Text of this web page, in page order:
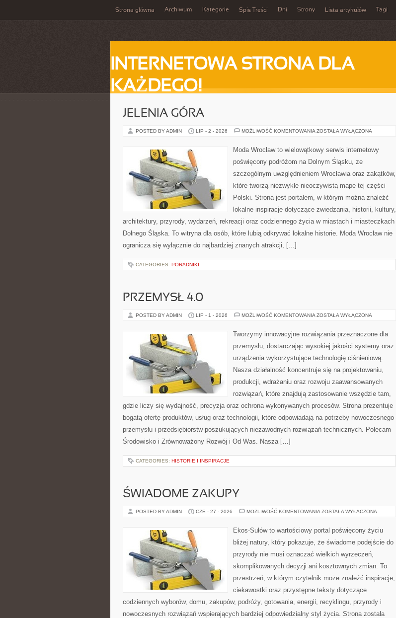
Strona główna Archiwum Kategorie Spis Treści Dni Strony Lista artykułów Tagi
INTERNETOWA STRONA DLA
KAŻDEGO!
JELENIA GÓRA
POSTED BY ADMIN LIP - 2 - 2026 MOŻLIWOŚĆ KOMENTOWANIA JELENIA
ZOSTAŁA WYŁĄCZONA
Moda Wrocław to wielowątkowy serwis internetowy
poświęcony podróżom na Dolnym Śląsku, ze
szczególnym uwzględnieniem Wrocławia oraz zakątków,
które tworzą niezwykle nieoczywistą mapę tej części
Polski. Strona jest portalem, w którym można znaleźć
lokalne inspiracje dotyczące zwiedzania, historii, kultury,
architektury, przyrody, wydarzeń, rekreacji oraz codziennego życia w miastach i miasteczkach
Dolnego Śląska. To witryna dla osób, które lubią odkrywać lokalne historie. Moda Wrocław nie
ogranicza się wyłącznie do najbardziej znanych atrakcji, […]
CATEGORIES: PORADNIKI
PRZEMYSŁ 4.0
POSTED BY ADMIN LIP - 1 - 2026 MOŻLIWOŚĆ KOMENTOWANIA PRZEMYSŁ
ZOSTAŁA WYŁĄCZONA
Tworzymy innowacyjne rozwiązania przeznaczone dla
przemysłu, dostarczając wysokiej jakości systemy oraz
urządzenia wykorzystujące technologię ciśnieniową.
Nasza działalność koncentruje się na projektowaniu,
produkcji, wdrażaniu oraz rozwoju zaawansowanych
rozwiązań, które znajdują zastosowanie wszędzie tam,
gdzie liczy się wydajność, precyzja oraz ochrona wykonywanych procesów. Strona prezentuje
bogatą ofertę produktów, usług oraz technologii, które odpowiadają na potrzeby nowoczesnego
przemysłu i przedsiębiorstw poszukujących niezawodnych rozwiązań technicznych. Polecam
Środowisko i Zrównoważony Rozwój i Od Was. Nasza […]
CATEGORIES: HISTORIE I INSPIRACJE
ŚWIADOME ZAKUPY
POSTED BY ADMIN CZE - 27 - 2026 MOŻLIWOŚĆ KOMENTOWANIA ŚWIADOME
ZOSTAŁA WYŁĄCZONA
Ekos-Sułów to wartościowy portal poświęcony życiu
bliżej natury, który pokazuje, że świadome podejście do
przyrody nie musi oznaczać wielkich wyrzeczeń,
skomplikowanych decyzji ani kosztownych zmian. To
przestrzeń, w którym czytelnik może znaleźć inspiracje,
ciekawostki oraz przystępne teksty dotyczące
codziennych wyborów, domu, zakupów, podróży, gotowania, energii, recyklingu, przyrody i
nowoczesnych rozwiązań wspierających bardziej odpowiedzialny styl życia. Strona została